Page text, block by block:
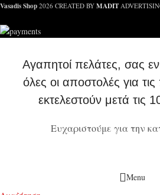
Vasadis Shop 2026 CREATED BY MADIT
Αγαπητοί πελάτες, σας
όλες οι αποστολές για
εκτελεστούν μετά τις
Ευχαριστούμε για την
Menu